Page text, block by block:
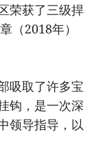
荣获了三级捍
（2018年）
吸取了许多宝
钩，是一次深
领导指导，以